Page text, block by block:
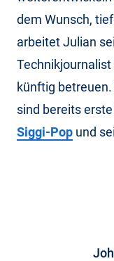
dem Wunsch,
arbeitet Julian
Technikjournalist
künftig
sind bereits
Siggi-Pop und